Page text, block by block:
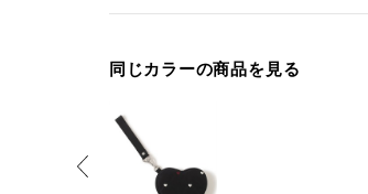
同じカラーの商品を見る